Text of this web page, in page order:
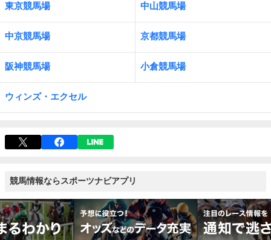
東京競馬場 中山競馬場
中京競馬場 京都競馬場
阪神競馬場 小倉競馬場
ウィンズ・エクセル
競馬情報ならスポーツナビアプリ